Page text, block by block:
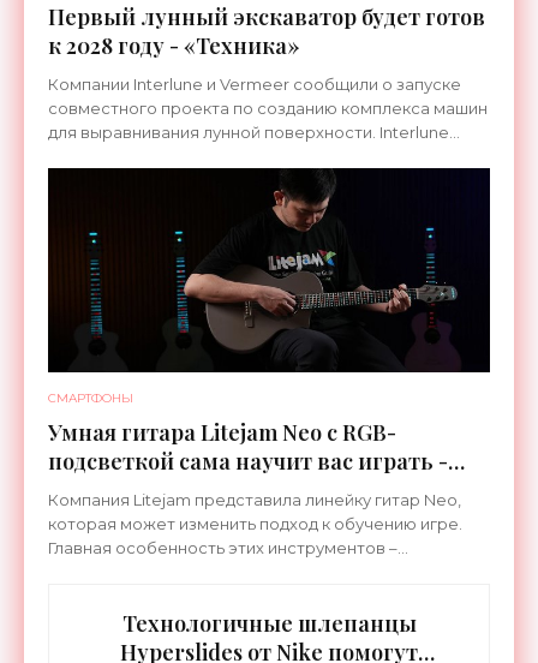
Первый лунный экскаватор будет готов
к 2028 году - «Техника»
Компании Interlune и Vermeer сообщили о запуске
совместного проекта по созданию комплекса машин
для выравнивания лунной поверхности. Interlune
СМАРТФОНЫ
Умная гитара Litejam Neo с RGB-
подсветкой сама научит вас играть -
«Гаджеты»
Компания Litejam представила линейку гитар Neo,
которая может изменить подход к обучению игре.
Главная особенность этих инструментов –
Технологичные шлепанцы
Hyperslides от Nike помогут